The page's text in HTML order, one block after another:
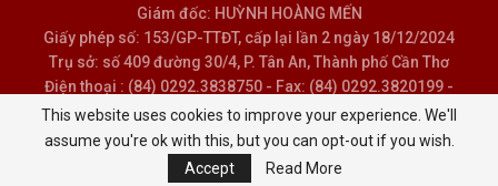
Giám đốc: HUỲNH HOÀNG MẾN
Giấy phép số: 153/GP-TTĐT, cấp lại lần 2 ngày 18/12/2024
Trụ sở: số 409 đường 30/4, P. Tân An, Thành phố Cần Thơ
Điện thoại : (84) 0292.3838750 - Fax: (84) 0292.3820199 -
Email : baoptth@cantho.gov.vn
This website uses cookies to improve your experience. We'll
assume you're ok with this, but you can opt-out if you wish.
Accept
Read More